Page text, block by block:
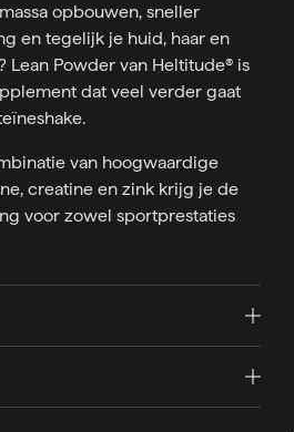
opbouwen, sneller
en tegelijk je huid, haar en
Lean Powder van Heltitude® is
dat veel verder gaat
van hoogwaardige
creatine en zink krijg je de
voor zowel sportprestaties